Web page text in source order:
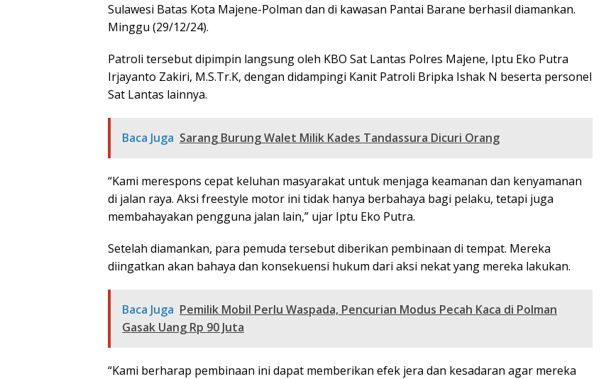
Sulawesi Batas Kota Majene-Polman dan di kawasan Pantai Barane berhasil diamankan.
Minggu (29/12/24).
Patroli tersebut dipimpin langsung oleh KBO Sat Lantas Polres Majene, Iptu Eko Putra
Irjayanto Zakiri, M.S.Tr.K, dengan didampingi Kanit Patroli Bripka Ishak N beserta personel
Sat Lantas lainnya.
Baca Juga Sarang Burung Walet Milik Kades Tandassura Dicuri Orang
“Kami merespons cepat keluhan masyarakat untuk menjaga keamanan dan kenyamanan
di jalan raya. Aksi freestyle motor ini tidak hanya berbahaya bagi pelaku, tetapi juga
membahayakan pengguna jalan lain,” ujar Iptu Eko Putra.
Setelah diamankan, para pemuda tersebut diberikan pembinaan di tempat. Mereka
diingatkan akan bahaya dan konsekuensi hukum dari aksi nekat yang mereka lakukan.
Baca Juga Pemilik Mobil Perlu Waspada, Pencurian Modus Pecah Kaca di Polman
Gasak Uang Rp 90 Juta
“Kami berharap pembinaan ini dapat memberikan efek jera dan kesadaran agar mereka